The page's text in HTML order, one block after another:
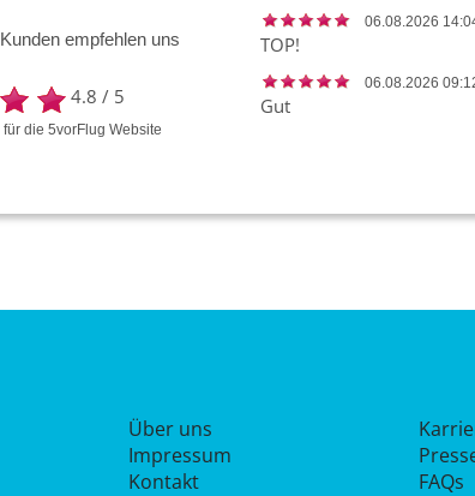
Kunden empfehlen uns
4.8 / 5
für die 5vorFlug Website
06.08.2026
TOP!
06.08.2026
Gut
Über uns
Impressum
Kontakt
FAQs